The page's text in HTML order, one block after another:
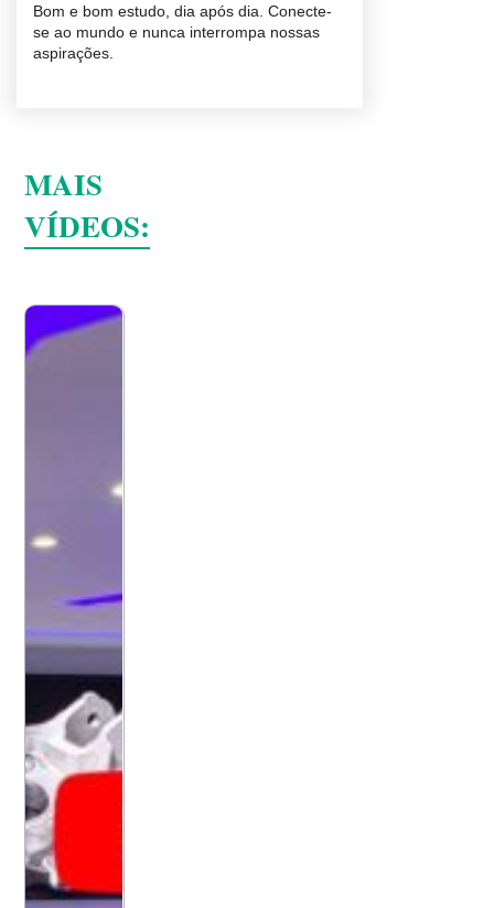
Bom e bom estudo, dia após dia. Conecte-
se ao mundo e nunca interrompa nossas
aspirações.
MAIS
VÍDEOS: